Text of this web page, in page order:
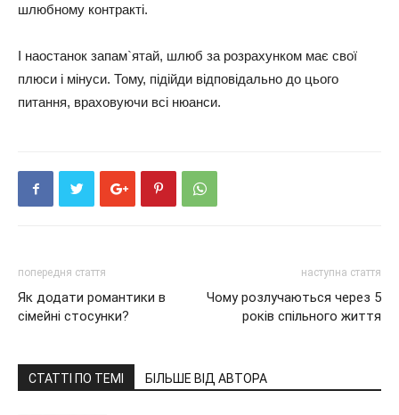
шлюбному контракті.
І наостанок запам`ятай, шлюб за розрахунком має свої
плюси і мінуси. Тому, підійди відповідально до цього
питання, враховуючи всі нюанси.
попередня стаття
Як додати романтики в
сімейні стосунки?
наступна стаття
Чому розлучаються через 5
років спільного життя
СТАТТІ ПО ТЕМІ БІЛЬШЕ ВІД АВТОРА